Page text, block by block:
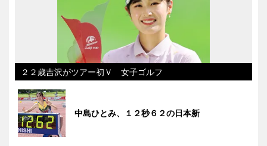
２２歳吉沢がツアー初Ｖ 女子ゴルフ
中島ひとみ、１２秒６２の日本新